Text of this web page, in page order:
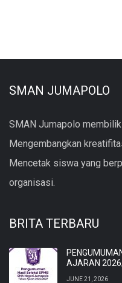
SMAN JUMAPOLO
SMAN Jumapolo
Mengembangkan
Mencetak siswa yang
organisasi.
BRITA TERBARU
AJARAN
JUNE 21, 2026